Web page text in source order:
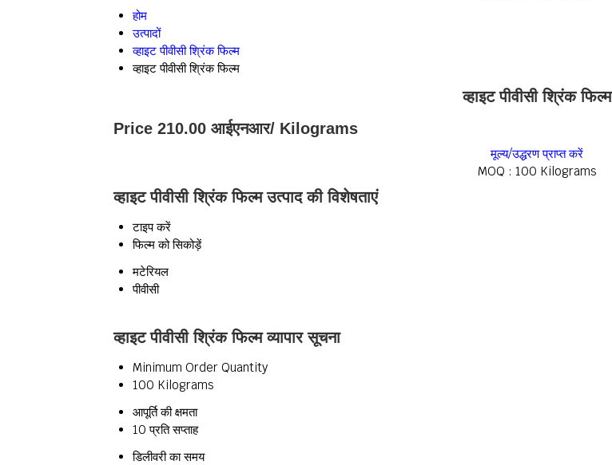
होम
उत्पादों
व्हाइट पीवीसी श्रिंक फिल्म
व्हाइट पीवीसी श्रिंक फिल्म
व्हाइट पीवीसी श्रिंक फिल्म
Price 210.00 आईएनआर/ Kilograms
मूल्य/उद्धरण प्राप्त करें
MOQ : 100 Kilograms
व्हाइट पीवीसी श्रिंक फिल्म उत्पाद की विशेषताएं
टाइप करें
फिल्म को सिकोड़ें
मटेरियल
पीवीसी
व्हाइट पीवीसी श्रिंक फिल्म व्यापार सूचना
Minimum Order Quantity
100 Kilograms
आपूर्ति की क्षमता
10 प्रति सप्ताह
डिलीवरी का समय